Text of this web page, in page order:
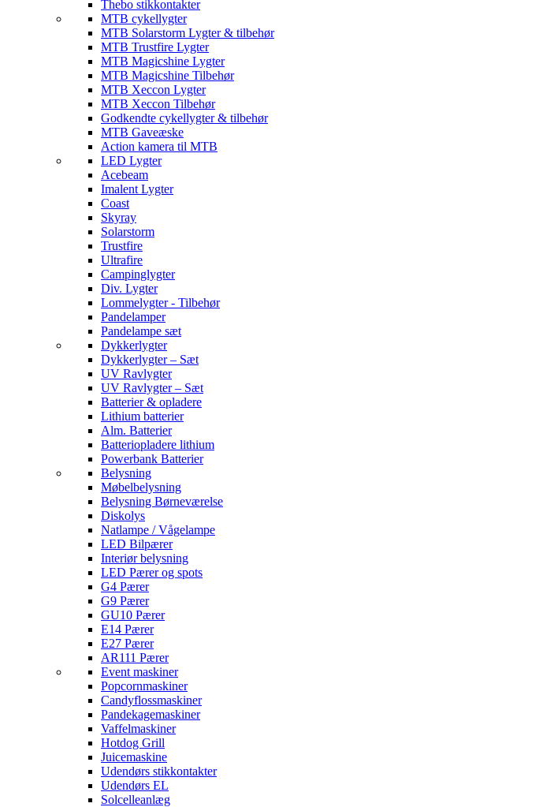
Thebo stikkontakter
MTB cykellygter
MTB Solarstorm Lygter & tilbehør
MTB Trustfire Lygter
MTB Magicshine Lygter
MTB Magicshine Tilbehør
MTB Xeccon Lygter
MTB Xeccon Tilbehør
Godkendte cykellygter & tilbehør
MTB Gaveæske
Action kamera til MTB
LED Lygter
Acebeam
Imalent Lygter
Coast
Skyray
Solarstorm
Trustfire
Ultrafire
Campinglygter
Div. Lygter
Lommelygter - Tilbehør
Pandelamper
Pandelampe sæt
Dykkerlygter
Dykkerlygter – Sæt
UV Ravlygter
UV Ravlygter – Sæt
Batterier & opladere
Lithium batterier
Alm. Batterier
Batteriopladere lithium
Powerbank Batterier
Belysning
Møbelbelysning
Belysning Børneværelse
Diskolys
Natlampe / Vågelampe
LED Bilpærer
Interiør belysning
LED Pærer og spots
G4 Pærer
G9 Pærer
GU10 Pærer
E14 Pærer
E27 Pærer
AR111 Pærer
Event maskiner
Popcornmaskiner
Candyflossmaskiner
Pandekagemaskiner
Vaffelmaskiner
Hotdog Grill
Juicemaskine
Udendørs stikkontakter
Udendørs EL
Solcelleanlæg